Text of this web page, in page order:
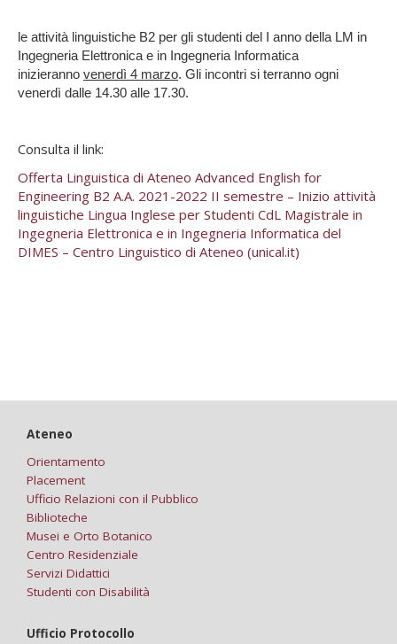
le attività linguistiche B2 per gli studenti del I anno della LM in
Ingegneria Elettronica e in Ingegneria Informatica
inizieranno venerdì 4 marzo. Gli incontri si terranno ogni
venerdì dalle 14.30 alle 17.30.
Consulta il link:
Offerta Linguistica di Ateneo Advanced English for
Engineering B2 A.A. 2021-2022 II semestre – Inizio attività
linguistiche Lingua Inglese per Studenti CdL Magistrale in
Ingegneria Elettronica e in Ingegneria Informatica del
DIMES – Centro Linguistico di Ateneo (unical.it)
Ateneo
Orientamento
Placement
Ufficio Relazioni con il Pubblico
Biblioteche
Musei e Orto Botanico
Centro Residenziale
Servizi Didattici
Studenti con Disabilità
Ufficio Protocollo